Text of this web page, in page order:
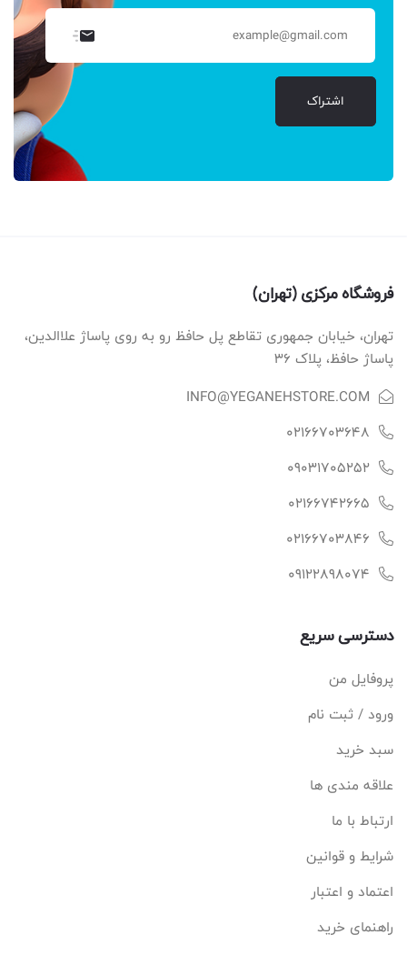
اشتراک
فروشگاه مرکزی (تهران)
تهران، خیابان جمهوری تقاطع پل حافظ رو به روی پاساژ علاالدین،
پاساژ حافظ، پلاک ۳۶
INFO@YEGANEHSTORE.COM
02166703648
09031705252
02166742665
02166703846
09122898074
دسترسی سریع
پروفایل من
ورود / ثبت نام
سبد خرید
علاقه مندی ها
ارتباط با ما
شرایط و قوانین
اعتماد و اعتبار
راهنمای خرید